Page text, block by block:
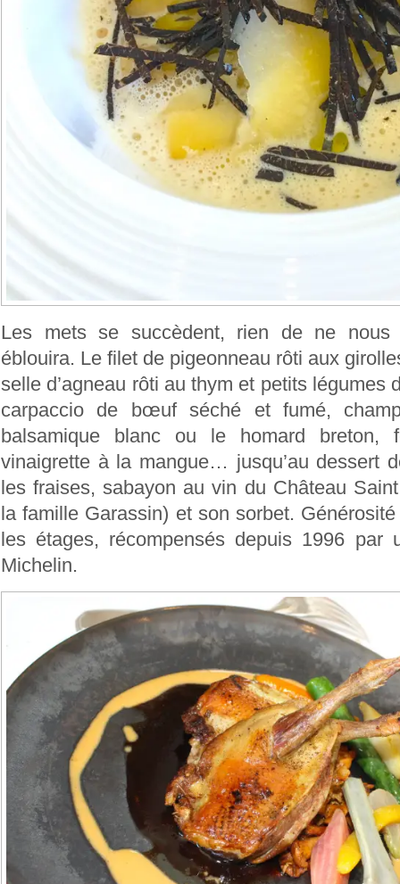
Les mets se succèdent, rien de ne nous
éblouira. Le filet de pigeonneau rôti aux
selle d’agneau rôti au thym et petits légumes
carpaccio de bœuf séché et fumé,
balsamique blanc ou le homard breton,
vinaigrette à la mangue… jusqu’au dessert
les fraises, sabayon au vin du Château
la famille Garassin) et son sorbet.
les étages, récompensés depuis 1996 par
Michelin.